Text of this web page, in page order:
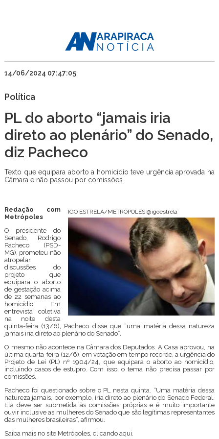
14/06/2024 07:47:05
Política
PL do aborto “jamais iria
direto ao plenário” do Senado,
diz Pacheco
Texto que equipara aborto a homicídio teve urgência aprovada na
Câmara e não passou por comissões
IGO ESTRELA/METRÓPOLES @igoestrela
Redação com
Metrópoles
O presidente do
Senado, Rodrigo
Pacheco (PSD-
MG), prometeu não
atropelar
discussões do
projeto que
equipara o aborto
de gestação acima
de 22 semanas ao
homicídio. Em
entrevista coletiva
na noite desta
quinta-feira (13/6), Pacheco disse que “uma matéria dessa natureza
jamais iria direto ao plenário do Senado”.
O mesmo não acontece na Câmara dos Deputados. A Casa aprovou, na
última quarta-feira (12/6), em votação em tempo recorde, a urgência do
Projeto de Lei (PL) nº 1904/24, que equipara o aborto ao homicídio,
incluindo casos de estupro. Com isso, o tema não precisa passar por
comissões.
Pacheco foi questionado sobre o PL nesta quinta. “Uma matéria dessa
natureza jamais, por exemplo, iria direto ao plenário do Senado Federal.
Ela deve ser submetida às comissões próprias e é muito importante
ouvir inclusive as mulheres do Senado que são legítimas representantes
das mulheres brasileiras”, afirmou.
Saiba mais no site Metrópoles, clicando aqui.